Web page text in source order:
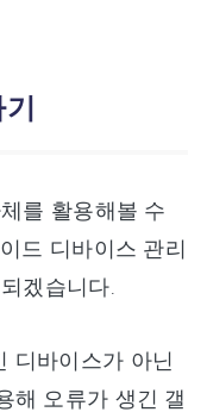
를 활용해볼 수
드 디바이스 관리
겠습니다.
디바이스가 아닌
해 오류가 생긴 갤